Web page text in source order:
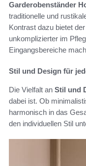
Garderobenständer
traditionelle und
Kontrast dazu bietet der
unkomplizierter im
Eingangsbereiche
Stil und Design für
Die Vielfalt an Stil und
dabei ist. Ob
harmonisch in das
den individuellen Stil